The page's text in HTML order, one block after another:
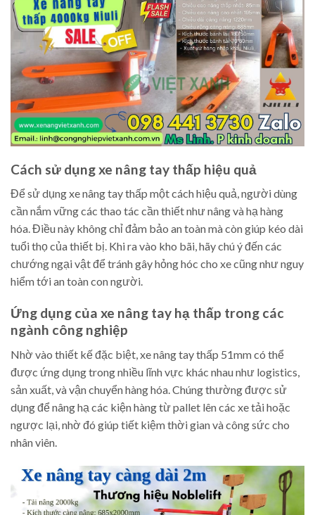
Cách sử dụng xe nâng tay thấp hiệu quả
Để sử dụng xe nâng tay thấp một cách hiệu quả, người dùng
cần nắm vững các thao tác cần thiết như nâng và hạ hàng
hóa. Điều này không chỉ đảm bảo an toàn mà còn giúp kéo dài
tuổi thọ của thiết bị. Khi ra vào kho bãi, hãy chú ý đến các
chướng ngại vật để tránh gây hỏng hóc cho xe cũng như nguy
hiểm tới an toàn con người.
Ứng dụng của xe nâng tay hạ thấp trong các
ngành công nghiệp
Nhờ vào thiết kế đặc biệt, xe nâng tay thấp 51mm có thể
được ứng dụng trong nhiều lĩnh vực khác nhau như logistics,
sản xuất, và vận chuyển hàng hóa. Chúng thường được sử
dụng để nâng hạ các kiện hàng từ pallet lên các xe tải hoặc
ngược lại, nhờ đó giúp tiết kiệm thời gian và công sức cho
nhân viên.